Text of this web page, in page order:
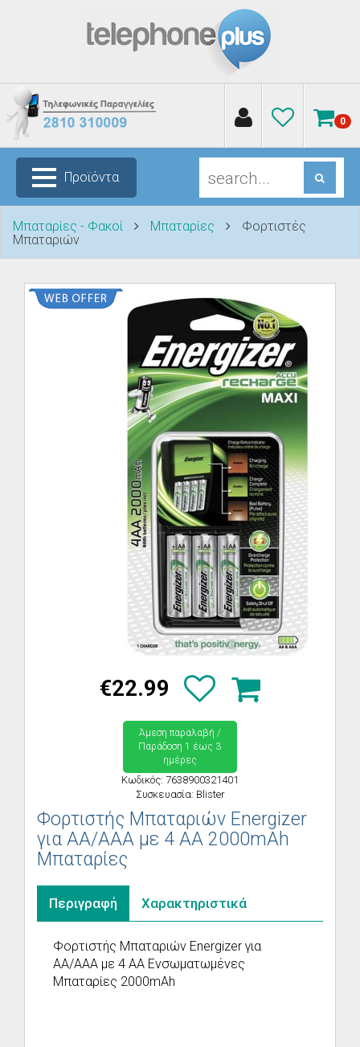
0
Προϊόντα
Μπαταρίες - Φακοί Μπαταρίες
Φορτιστές
Μπαταριών
€22.99
Άμεση παραλαβή /
Παράδoση 1 έως 3
ημέρες
Κωδικός: 7638900321401
Συσκευασία: Blister
Φορτιστής Μπαταριών Energizer
για AA/AAA με 4 ΑΑ 2000mAh
Μπαταρίες
Περιγραφή Χαρακτηριστικά
Φορτιστής Μπαταριών Energizer για
AA/AAA με 4 ΑΑ Ενσωματωμένες
Μπαταρίες 2000mAh